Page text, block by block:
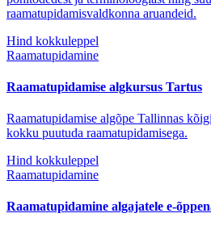
raamatupidamisvaldkonna aruandeid.
Hind kokkuleppel
Raamatupidamine
Raamatupidamise algkursus Tartus
Raamatupidamise algõpe Tallinnas
kokku puutuda raamatupidamisega.
Hind kokkuleppel
Raamatupidamine
Raamatupidamine algajatele e-